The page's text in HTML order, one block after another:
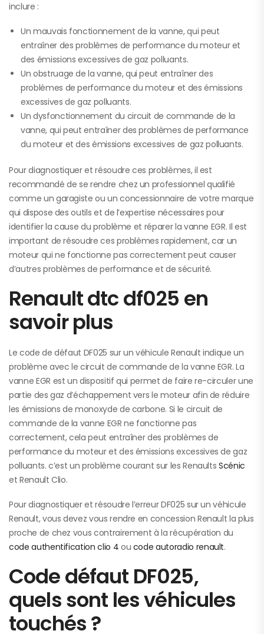
inclure :
Un mauvais fonctionnement de la vanne, qui peut
entraîner des problèmes de performance du moteur et
des émissions excessives de gaz polluants.
Un obstruage de la vanne, qui peut entraîner des
problèmes de performance du moteur et des émissions
excessives de gaz polluants.
Un dysfonctionnement du circuit de commande de la
vanne, qui peut entraîner des problèmes de performance
du moteur et des émissions excessives de gaz polluants.
Pour diagnostiquer et résoudre ces problèmes, il est
recommandé de se rendre chez un professionnel qualifié
comme un garagiste ou un concessionnaire de votre marque
qui dispose des outils et de l’expertise nécessaires pour
identifier la cause du problème et réparer la vanne EGR. Il est
important de résoudre ces problèmes rapidement, car un
moteur qui ne fonctionne pas correctement peut causer
d’autres problèmes de performance et de sécurité.
Renault dtc df025 en
savoir plus
Le code de défaut DF025 sur un véhicule Renault indique un
problème avec le circuit de commande de la vanne EGR. La
vanne EGR est un dispositif qui permet de faire re-circuler une
partie des gaz d’échappement vers le moteur afin de réduire
les émissions de monoxyde de carbone. Si le circuit de
commande de la vanne EGR ne fonctionne pas
correctement, cela peut entraîner des problèmes de
performance du moteur et des émissions excessives de gaz
polluants. c’est un problème courant sur les RenaultsScénic
et Renault Clio.
Pour diagnostiquer et résoudre l’erreur DF025 sur un véhicule
Renault, vous devez vous rendre en concession Renault la plus
proche de chez vous contrairement à la récupération du
code authentification clio 4 ou code autoradio renault.
Code défaut DF025,
quels sont les véhicules
touchés ?